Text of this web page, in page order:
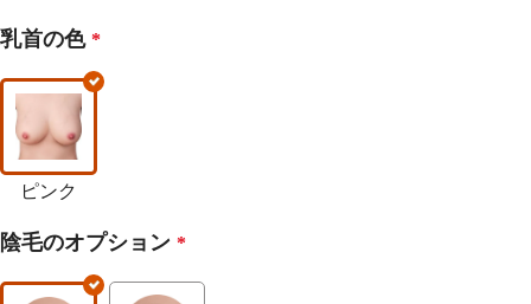
乳首の色 *
ピンク
陰毛のオプション *